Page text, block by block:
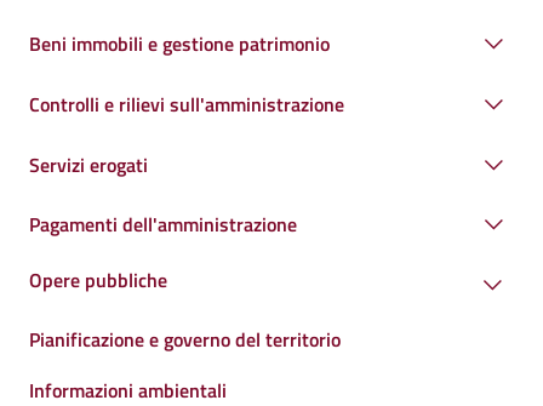
Beni immobili e gestione patrimonio
Controlli e rilievi sull'amministrazione
Servizi erogati
Pagamenti dell'amministrazione
Opere pubbliche
Pianificazione e governo del territorio
Informazioni ambientali